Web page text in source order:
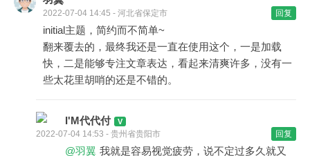
2022-07-04 14:45 - 河北省保定市 回复
initial主题，简约而不简单~
翻来覆去的，最终我还是一直在使用这个，一是加载
快，二是能够专注文章表达，看起来清爽许多，没有一
些太花里胡哨的还是不错的。
I'M代代付
2022-07-04 14:53 - 贵州省贵阳市 回复
@羽翼 我就是容易视觉疲劳，说不定过多久就又